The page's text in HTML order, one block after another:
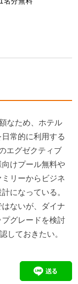
なため、ホテル
常的に利用する
エグゼクティブ
けプール無料や
リーからビジネ
になっている。
ないが、ダイナ
グレードを検討
しておきたい。